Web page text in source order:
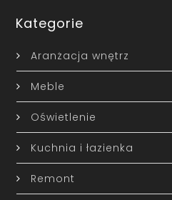
Kategorie
Aranżacja wnętrz
Meble
Oświetlenie
Kuchnia i łazienka
Remont